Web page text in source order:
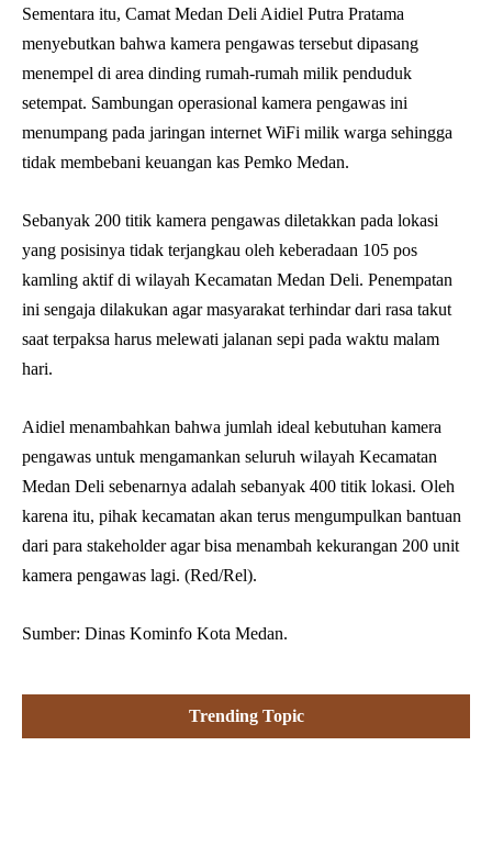
Sementara itu, Camat Medan Deli Aidiel Putra Pratama
menyebutkan bahwa kamera pengawas tersebut dipasang
menempel di area dinding rumah-rumah milik penduduk
setempat. Sambungan operasional kamera pengawas ini
menumpang pada jaringan internet WiFi milik warga sehingga
tidak membebani keuangan kas Pemko Medan.
Sebanyak 200 titik kamera pengawas diletakkan pada lokasi
yang posisinya tidak terjangkau oleh keberadaan 105 pos
kamling aktif di wilayah Kecamatan Medan Deli. Penempatan
ini sengaja dilakukan agar masyarakat terhindar dari rasa takut
saat terpaksa harus melewati jalanan sepi pada waktu malam
hari.
Aidiel menambahkan bahwa jumlah ideal kebutuhan kamera
pengawas untuk mengamankan seluruh wilayah Kecamatan
Medan Deli sebenarnya adalah sebanyak 400 titik lokasi. Oleh
karena itu, pihak kecamatan akan terus mengumpulkan bantuan
dari para stakeholder agar bisa menambah kekurangan 200 unit
kamera pengawas lagi. (Red/Rel).
Sumber: Dinas Kominfo Kota Medan.
Trending Topic